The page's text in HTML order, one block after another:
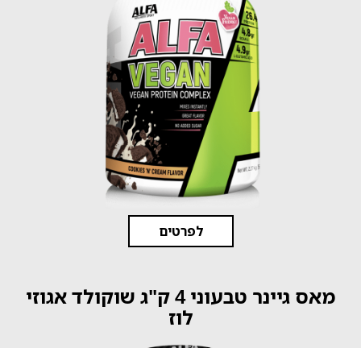
לפרטים
מאס גיינר טבעוני 4 ק"ג שוקולד אגוזי
לוז